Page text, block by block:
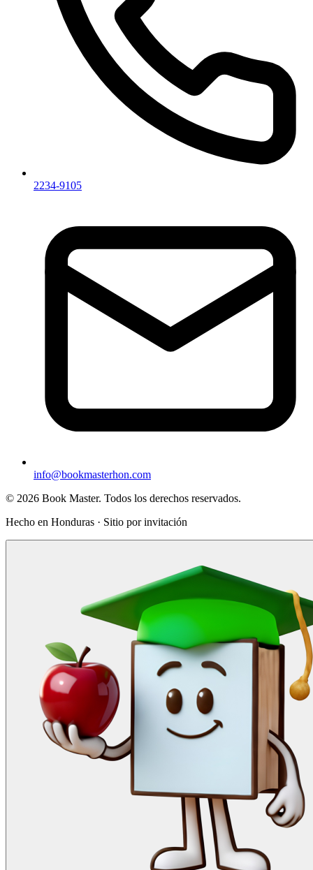
2234-9105
info@bookmasterhon.com
© 2026 Book Master. Todos los derechos reservados.
Hecho en Honduras · Sitio por invitación